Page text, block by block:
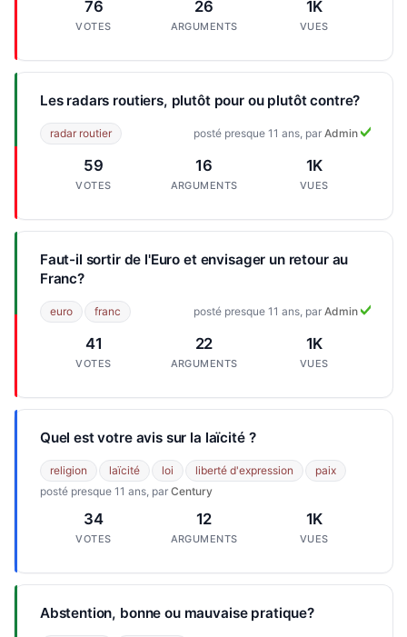
76
VOTES
26
ARGUMENTS
1K
VUES
59
VOTES
16
ARGUMENTS
1K
VUES
Les radars routiers, plutôt pour ou plutôt contre?
radar routier posté presque 11 ans, parAdmin
41
VOTES
22
ARGUMENTS
1K
VUES
Faut-il sortir de l'Euro et envisager un retour au
Franc?
euro franc posté presque 11 ans, parAdmin
34
VOTES
12
ARGUMENTS
1K
VUES
Quel est votre avis sur la laïcité ?
religion laïcité loi liberté d'expression
paix
posté presque 11 ans, par Century
Abstention, bonne ou mauvaise pratique?